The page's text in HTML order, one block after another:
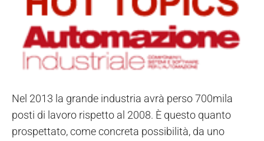
Nel 2013 la grande industria avrà perso 700mila
posti di lavoro rispetto al 2008. È questo quanto
prospettato, come concreta possibilità, da uno